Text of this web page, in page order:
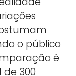
o público
é
300